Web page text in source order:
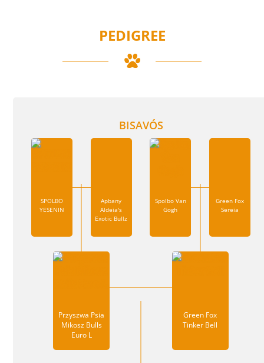
PEDIGREE
Przyszwa Psia
Mikosz Bulls
Euro L
Green Fox
Tinker Bell
BISAVÓS
SPOLBO
YESENIN
Apbany
Aldeia's
Exotic Bullz
Spolbo Van
Gogh
Green Fox
Sereia